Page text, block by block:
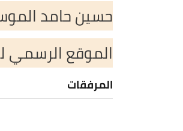
حسين حامد
الموقع الرسمي
المرفقات